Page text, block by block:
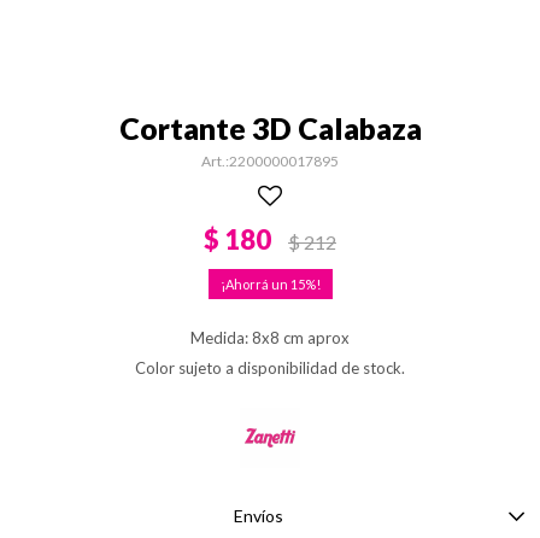
Cortante 3D Calabaza
2200000017895
$ 180 $212
15
Medida: 8x8 cm aprox
Color sujeto a disponibilidad de stock.
Envíos